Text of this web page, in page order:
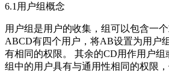
6.1用户组概念
用户组是用户的收集，组可以包含一
ABCD有四个用户，将AB设置为用户
有相同的权限。 其余的CD用作用户组
组中的用户具有与通用性相同的权限，